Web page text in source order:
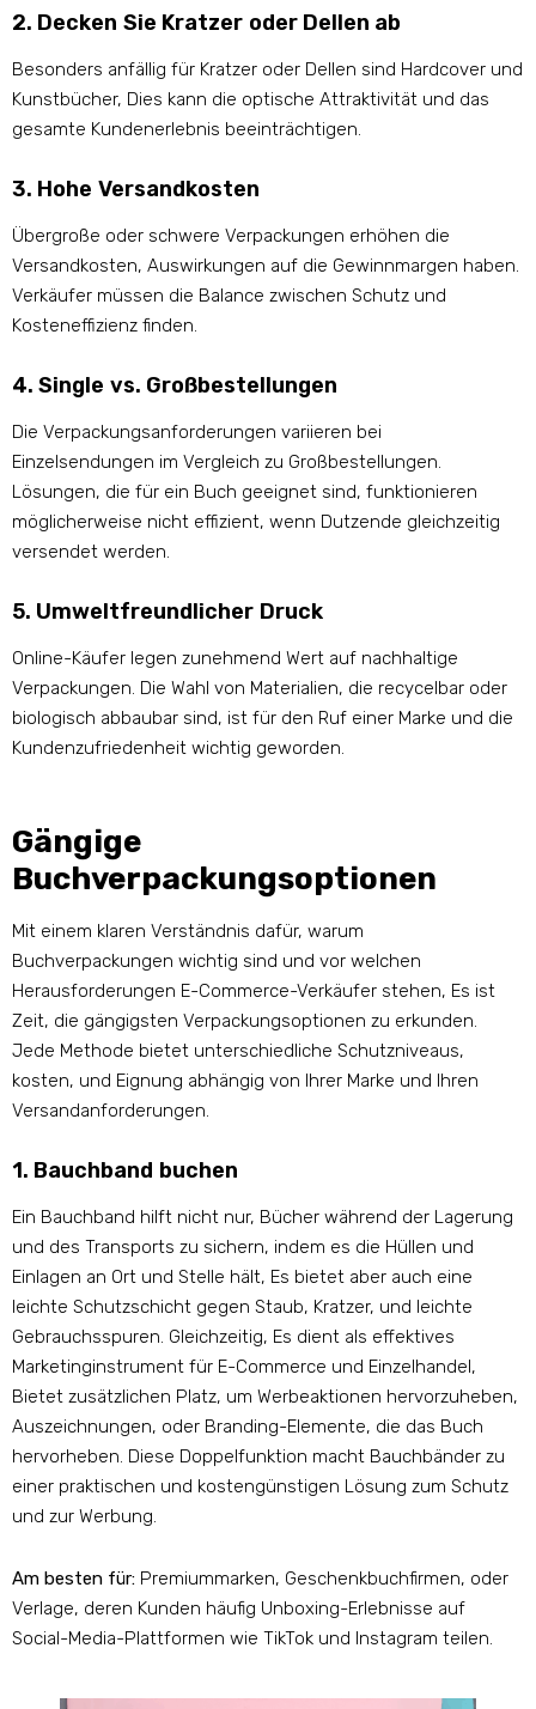
2. Decken Sie Kratzer oder Dellen ab
Besonders anfällig für Kratzer oder Dellen sind Hardcover und
Kunstbücher, Dies kann die optische Attraktivität und das
gesamte Kundenerlebnis beeinträchtigen.
3. Hohe Versandkosten
Übergroße oder schwere Verpackungen erhöhen die
Versandkosten, Auswirkungen auf die Gewinnmargen haben.
Verkäufer müssen die Balance zwischen Schutz und
Kosteneffizienz finden.
4. Single vs. Großbestellungen
Die Verpackungsanforderungen variieren bei
Einzelsendungen im Vergleich zu Großbestellungen.
Lösungen, die für ein Buch geeignet sind, funktionieren
möglicherweise nicht effizient, wenn Dutzende gleichzeitig
versendet werden.
5. Umweltfreundlicher Druck
Online-Käufer legen zunehmend Wert auf nachhaltige
Verpackungen. Die Wahl von Materialien, die recycelbar oder
biologisch abbaubar sind, ist für den Ruf einer Marke und die
Kundenzufriedenheit wichtig geworden.
Gängige
Buchverpackungsoptionen
Mit einem klaren Verständnis dafür, warum
Buchverpackungen wichtig sind und vor welchen
Herausforderungen E-Commerce-Verkäufer stehen, Es ist
Zeit, die gängigsten Verpackungsoptionen zu erkunden.
Jede Methode bietet unterschiedliche Schutzniveaus,
kosten, und Eignung abhängig von Ihrer Marke und Ihren
Versandanforderungen.
1. Bauchband buchen
Ein Bauchband hilft nicht nur, Bücher während der Lagerung
und des Transports zu sichern, indem es die Hüllen und
Einlagen an Ort und Stelle hält, Es bietet aber auch eine
leichte Schutzschicht gegen Staub, Kratzer, und leichte
Gebrauchsspuren. Gleichzeitig, Es dient als effektives
Marketinginstrument für E-Commerce und Einzelhandel,
Bietet zusätzlichen Platz, um Werbeaktionen hervorzuheben,
Auszeichnungen, oder Branding-Elemente, die das Buch
hervorheben. Diese Doppelfunktion macht Bauchbänder zu
einer praktischen und kostengünstigen Lösung zum Schutz
und zur Werbung.
Am besten für: Premiummarken, Geschenkbuchfirmen, oder
Verlage, deren Kunden häufig Unboxing-Erlebnisse auf
Social-Media-Plattformen wie TikTok und Instagram teilen.